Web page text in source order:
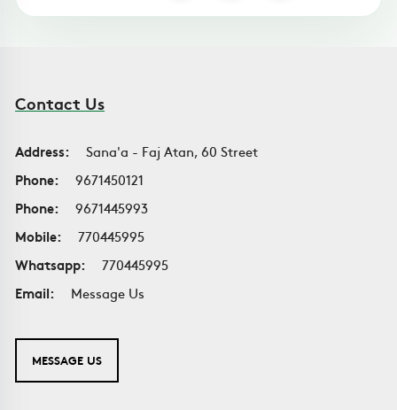
Contact Us
Address:
Sana'a - Faj Atan, 60 Street
Phone:
9671450121
Phone:
9671445993
Mobile:
770445995
Whatsapp:
770445995
Email:
Message Us
MESSAGE US